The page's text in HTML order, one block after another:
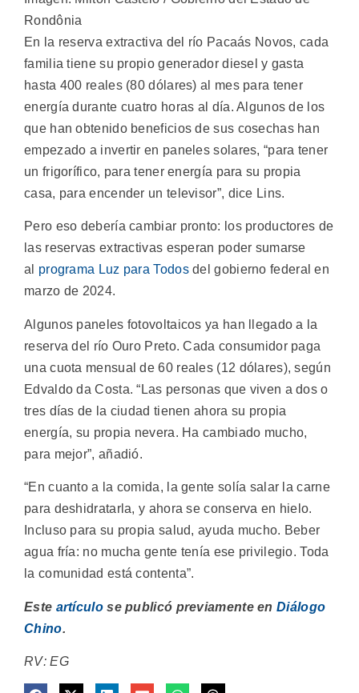
Rondônia
En la reserva extractiva del río Pacaás Novos, cada
familia tiene su propio generador diesel y gasta
hasta 400 reales (80 dólares) al mes para tener
energía durante cuatro horas al día. Algunos de los
que han obtenido beneficios de sus cosechas han
empezado a invertir en paneles solares, “para tener
un frigorífico, para tener energía para su propia
casa, para encender un televisor”, dice Lins.
Pero eso debería cambiar pronto: los productores de
las reservas extractivas esperan poder sumarse
al programa Luz para Todosdel gobierno federal en
marzo de 2024.
Algunos paneles fotovoltaicos ya han llegado a la
reserva del río Ouro Preto. Cada consumidor paga
una cuota mensual de 60 reales (12 dólares), según
Edvaldo da Costa. “Las personas que viven a dos o
tres días de la ciudad tienen ahora su propia
energía, su propia nevera. Ha cambiado mucho,
para mejor”, añadió.
“En cuanto a la comida, la gente solía salar la carne
para deshidratarla, y ahora se conserva en hielo.
Incluso para su propia salud, ayuda mucho. Beber
agua fría: no mucha gente tenía ese privilegio. Toda
la comunidad está contenta”.
Este artículose publicó previamente enDiálogo
Chino.
RV: EG